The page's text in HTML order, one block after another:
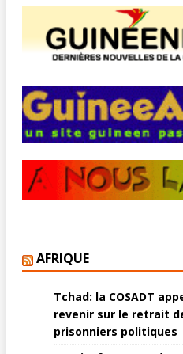
AFRIQUE
Tchad: la COSADT
revenir sur le retrait
prisonniers politiques